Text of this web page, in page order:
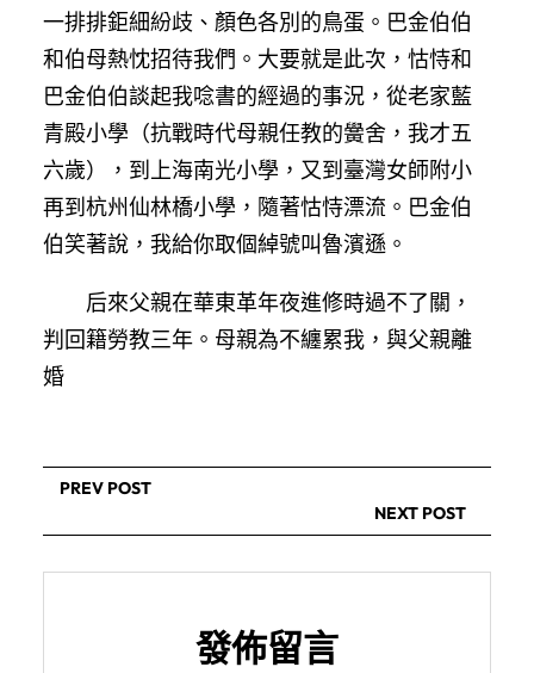
一排排鉅細紛歧、顏色各別的鳥蛋。巴金伯伯
和伯母熱忱招待我們。大要就是此次，怙恃和
巴金伯伯談起我唸書的經過的事況，從老家藍
青殿小學（抗戰時代母親任教的黌舍，我才五
六歲），到上海南光小學，又到臺灣女師附小
再到杭州仙林橋小學，隨著怙恃漂流。巴金伯
伯笑著說，我給你取個綽號叫魯濱遜。
后來父親在華東革年夜進修時過不了關，
判回籍勞教三年。母親為不纏累我，與父親離
婚
PREV POST
NEXT POST
發佈留言